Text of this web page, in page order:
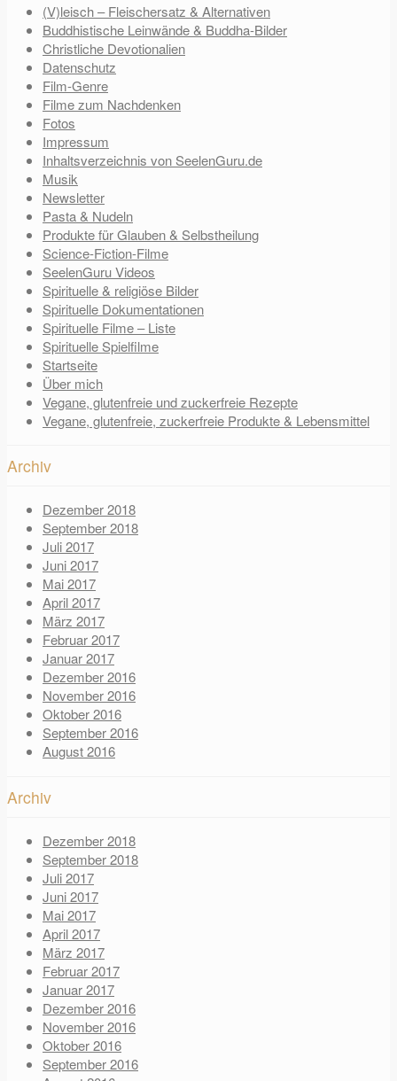
(V)leisch – Fleischersatz & Alternativen
Buddhistische Leinwände & Buddha-Bilder
Christliche Devotionalien
Datenschutz
Film-Genre
Filme zum Nachdenken
Fotos
Impressum
Inhaltsverzeichnis von SeelenGuru.de
Musik
Newsletter
Pasta & Nudeln
Produkte für Glauben & Selbstheilung
Science-Fiction-Filme
SeelenGuru Videos
Spirituelle & religiöse Bilder
Spirituelle Dokumentationen
Spirituelle Filme – Liste
Spirituelle Spielfilme
Startseite
Über mich
Vegane, glutenfreie und zuckerfreie Rezepte
Vegane, glutenfreie, zuckerfreie Produkte & Lebensmittel
Archiv
Dezember 2018
September 2018
Juli 2017
Juni 2017
Mai 2017
April 2017
März 2017
Februar 2017
Januar 2017
Dezember 2016
November 2016
Oktober 2016
September 2016
August 2016
Archiv
Dezember 2018
September 2018
Juli 2017
Juni 2017
Mai 2017
April 2017
März 2017
Februar 2017
Januar 2017
Dezember 2016
November 2016
Oktober 2016
September 2016